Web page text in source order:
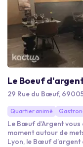
Le Boeuf
29 Rue du Bœuf,
Quartier animé
Le Bœuf d’Argent
moment autour de
Lyon, le Bœuf